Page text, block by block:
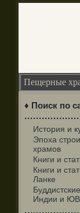
Пещерные
♦ Поиск по
История и
Эпоха
храмов
Книги и
Книги и
Ланке
Индии и